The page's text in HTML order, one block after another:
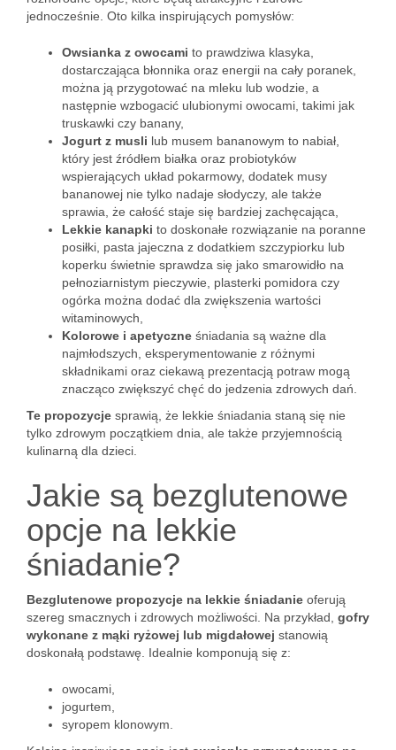
jednocześnie. Oto kilka inspirujących pomysłów:
Owsianka z owocami to prawdziwa klasyka,
dostarczająca błonnika oraz energii na cały poranek,
można ją przygotować na mleku lub wodzie, a
następnie wzbogacić ulubionymi owocami, takimi jak
truskawki czy banany,
Jogurt z musli lub musem bananowym to nabiał,
który jest źródłem białka oraz probiotyków
wspierających układ pokarmowy, dodatek musy
bananowej nie tylko nadaje słodyczy, ale także
sprawia, że całość staje się bardziej zachęcająca,
Lekkie kanapki to doskonałe rozwiązanie na poranne
posiłki, pasta jajeczna z dodatkiem szczypiorku lub
koperku świetnie sprawdza się jako smarowidło na
pełnoziarnistym pieczywie, plasterki pomidora czy
ogórka można dodać dla zwiększenia wartości
witaminowych,
Kolorowe i apetyczne śniadania są ważne dla
najmłodszych, eksperymentowanie z różnymi
składnikami oraz ciekawą prezentacją potraw mogą
znacząco zwiększyć chęć do jedzenia zdrowych dań.
Te propozycje sprawią, że lekkie śniadania staną się nie
tylko zdrowym początkiem dnia, ale także przyjemnością
kulinarną dla dzieci.
Jakie są bezglutenowe
opcje na lekkie
śniadanie?
Bezglutenowe propozycje na lekkie śniadanie oferują
szereg smacznych i zdrowych możliwości. Na przykład, gofry
wykonane z mąki ryżowej lub migdałowej stanowią
doskonałą podstawę. Idealnie komponują się z:
owocami,
jogurtem,
syropem klonowym.